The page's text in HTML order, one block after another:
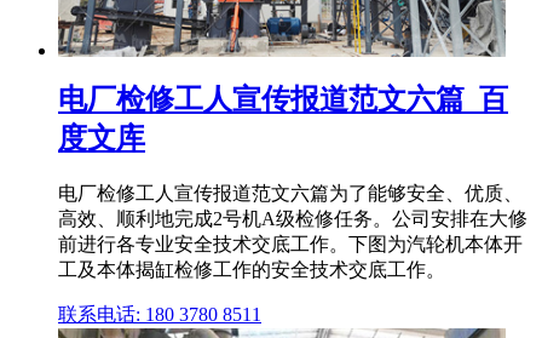
电厂检修工人宣传报道范文六篇_百
度文库
电厂检修工人宣传报道范文六篇为了能够安全、优质、
高效、顺利地完成2号机A级检修任务。公司安排在大修
前进行各专业安全技术交底工作。下图为汽轮机本体开
工及本体揭缸检修工作的安全技术交底工作。
联系电话: 180 3780 8511